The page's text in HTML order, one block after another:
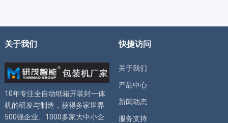
关于我们
10年专注全自动纸箱开装封一体
机的研发与制造，获得多家世界
500强企业、1000多家大中小企
快捷访问
关于我们
产品中心
新闻动态
服务支持